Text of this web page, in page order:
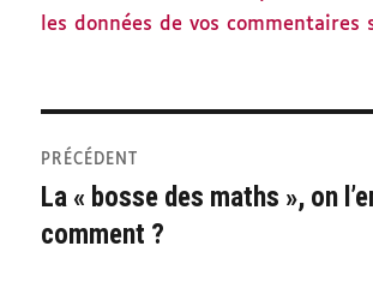
les données de vos
Navigation
de
l’article
PRÉCÉDENT
Publication
précédente :
La « bosse des maths », on
comment ?